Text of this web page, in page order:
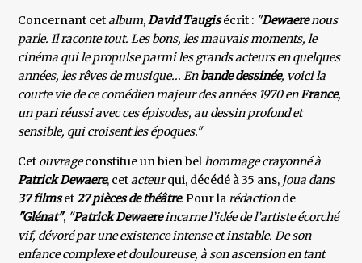
Concernant cetalbum,David Taugisécrit : "Dewaerenous
parle. Il raconte tout. Les bons, les mauvais moments, le
cinéma qui le propulse parmi les grands acteurs en quelques
années, les rêves de musique... Enbande dessinée, voici la
courte vie de ce comédien majeur des années 1970 enFrance,
un pari réussi avec ces épisodes, au dessin profond et
sensible, qui croisent les époques."
Cet ouvrageconstitue un bien belhommage crayonné à
Patrick Dewaere, cetacteurqui, décédé à 35 ans, joua dans
37 filmset27 pièces de théâtre. Pour larédactionde
"Glénat", "Patrick Dewaereincarne l’idée de l’artiste écorché
vif, dévoré par une existence intense et instable. De son
enfance complexe et douloureuse, à son ascension en tant